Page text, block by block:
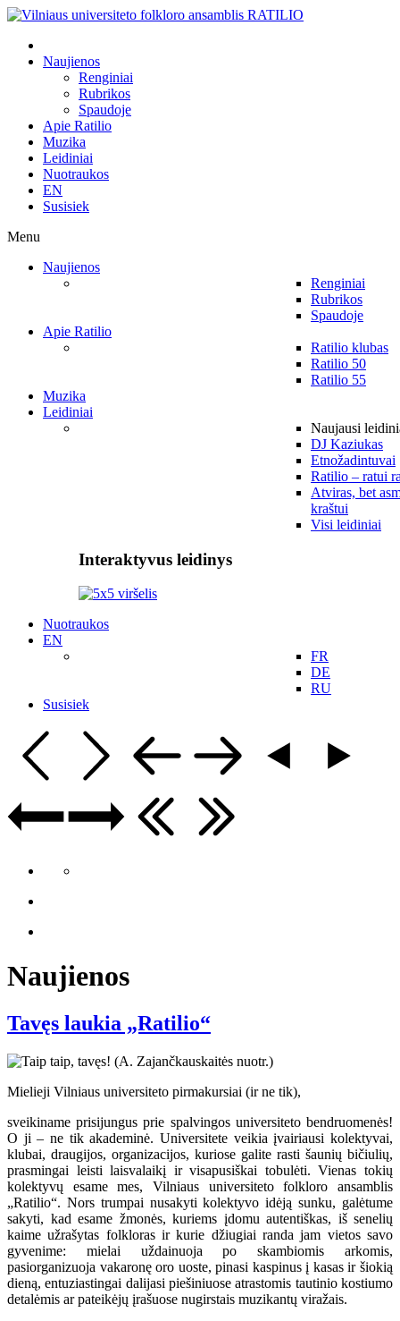
Naujienos
Renginiai
Rubrikos
Spaudoje
Apie Ratilio
Muzika
Leidiniai
Nuotraukos
EN
Susisiek
Menu
Naujienos
Renginiai
Rubrikos
Spaudoje
Apie Ratilio
Ratilio klubas
Ratilio 50
Ratilio 55
Muzika
Leidiniai
Naujausi
DJ Kaziukas
Etnožadintuvai
Ratilio – ratui
Atviras, bet
kraštui
Visi leidiniai
Interaktyvus leidinys
Nuotraukos
EN
FR
DE
RU
Susisiek
Naujienos
Tavęs laukia „Ratilio“
Mielieji Vilniaus universiteto pirmakursiai (ir ne tik),
sveikiname prisijungus prie spalvingos universiteto bendruomenės!
O ji – ne tik akademinė. Universitete veikia įvairiausi kolektyvai,
klubai, draugijos, organizacijos, kuriose galite rasti šaunių bičiulių,
prasmingai leisti laisvalaikį ir visapusiškai tobulėti. Vienas tokių
kolektyvų esame mes, Vilniaus universiteto folkloro ansamblis
„Ratilio“. Nors trumpai nusakyti kolektyvo idėją sunku, galėtume
sakyti, kad esame žmonės, kuriems įdomu autentiškas, iš senelių
kaime užrašytas folkloras ir kurie džiugiai randa jam vietos savo
gyvenime: mielai uždainuoja po skambiomis arkomis,
pasiorganizuoja vakaronę oro uoste, pinasi kaspinus į kasas ir šiokią
dieną, entuziastingai dalijasi piešiniuose atrastomis tautinio kostiumo
detalėmis ar pateikėjų įrašuose nugirstais muzikantų viražais.